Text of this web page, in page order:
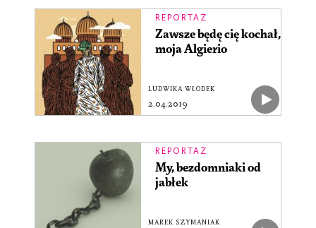
REPORTAŻ
Zawsze będę cię kochał,
moja Algierio
LUDWIKA WŁODEK
2.04.2019
REPORTAŻ
My, bezdomniaki od
jabłek
MAREK SZYMANIAK